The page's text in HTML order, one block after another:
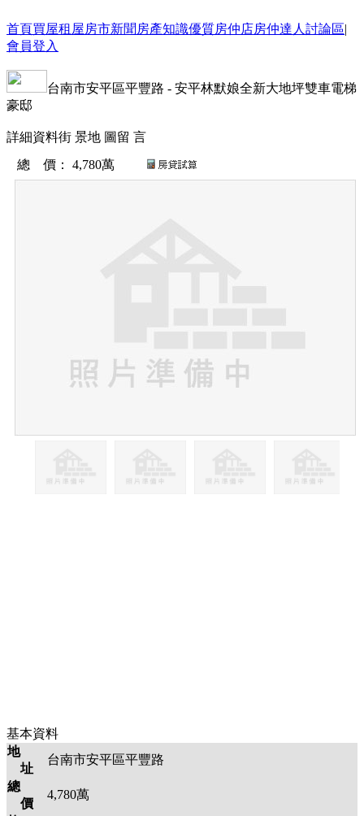
首頁買屋租屋房市新聞 房產知識優質房仲店房仲達人 討論區|
會員登入
台南市安平區平豐路 - 安平林默娘全新大地坪雙車電梯
豪邸
詳細資料街 景地 圖 留 言
總 價 ： 4,780萬
基本資料
地
址
台南市安平區平豐路
總
價
4,780萬